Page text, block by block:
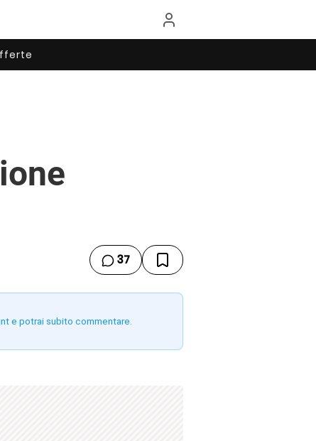
37
e potrai subito commentare.